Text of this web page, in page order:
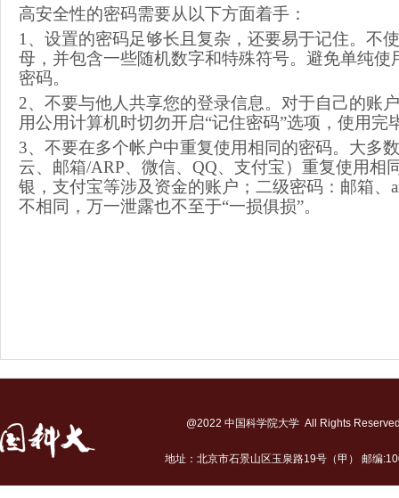
高安全性的密码需要从以下方面着手：
1、设置的密码足够长且复杂，还要易于记住。不
母，并包含一些随机数字和特殊符号。避免单纯
密码。
2、不要与他人共享您的登录信息。对于自己的账
用公用计算机时切勿开启“记住密码”选项，使用完
3、不要在多个帐户中重复使用相同的密码。大多
云、邮箱/ARP、微信、QQ、支付宝）重复使用
银，支付宝等涉及资金的账户；二级密码：邮箱
不相同，万一泄露也不至于“一损俱损”。
@2022 中国科学院大学 All Rights
地址：北京市石景山区玉泉路19号（甲） 邮编